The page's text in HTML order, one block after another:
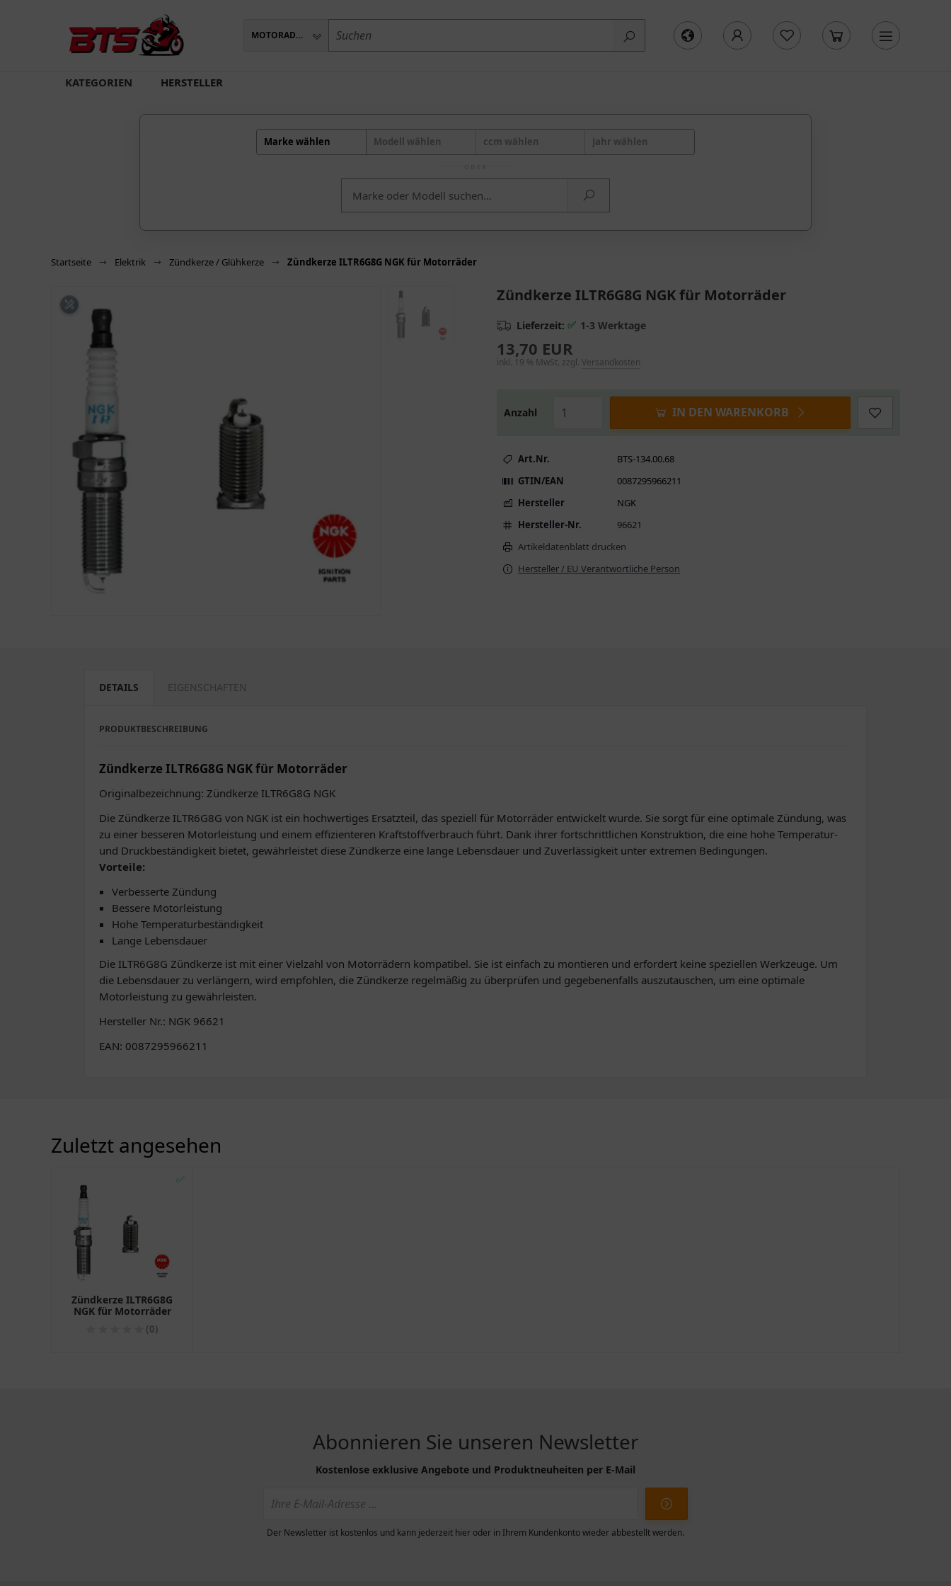
MOTORADTEILE
KATEGORIEN HERSTELLER
Marke wählen Modell wählen ccm wählen Jahr wählen
Startseite Elektrik Zündkerze / Glühkerze Zündkerze ILTR6G8G NGK für Motorräder
Zündkerze ILTR6G8G NGK für Motorräder
Lieferzeit: ✅ 1-3 Werktage
13,70 EUR
inkl. 19 % MwSt. zzgl. Versandkosten
Anzahl IN DEN WARENKORB
Art.Nr.
BTS-134.00.68
GTIN/EAN
0087295966211
Hersteller
NGK
Hersteller-Nr.
96621
Artikeldatenblatt drucken
Hersteller / EU Verantwortliche Person
DETAILS EIGENSCHAFTEN
PRODUKTBESCHREIBUNG
Zündkerze ILTR6G8G NGK für Motorräder
Originalbezeichnung: Zündkerze ILTR6G8G NGK
Die Zündkerze ILTR6G8G von NGK ist ein hochwertiges Ersatzteil, das speziell für Motorräder entwickelt wurde. Sie sorgt für eine optimale Zündung, was
zu einer besseren Motorleistung und einem effizienteren Kraftstoffverbrauch führt. Dank ihrer fortschrittlichen Konstruktion, die eine hohe Temperatur-
und Druckbeständigkeit bietet, gewährleistet diese Zündkerze eine lange Lebensdauer und Zuverlässigkeit unter extremen Bedingungen.
Vorteile:
Verbesserte Zündung
Bessere Motorleistung
Hohe Temperaturbeständigkeit
Lange Lebensdauer
Die ILTR6G8G Zündkerze ist mit einer Vielzahl von Motorrädern kompatibel. Sie ist einfach zu montieren und erfordert keine speziellen Werkzeuge. Um
die Lebensdauer zu verlängern, wird empfohlen, die Zündkerze regelmäßig zu überprüfen und gegebenenfalls auszutauschen, um eine optimale
Motorleistung zu gewährleisten.
Hersteller Nr.: NGK 96621
EAN: 0087295966211
Zuletzt angesehen
✅
Zündkerze ILTR6G8G
NGK für Motorräder
(0)
Abonnieren Sie unseren Newsletter
Kostenlose exklusive Angebote und Produktneuheiten per E-Mail
Der Newsletter ist kostenlos und kann jederzeit hier oder in Ihrem Kundenkonto wieder abbestellt werden.